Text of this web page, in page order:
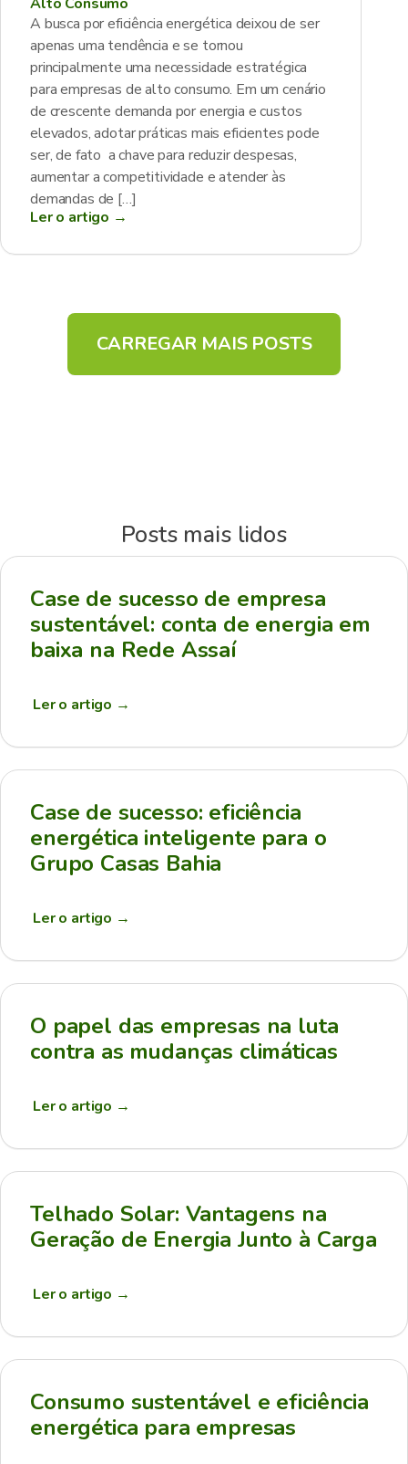
A busca por eficiência energética deixou de ser
apenas uma tendência e se tornou
principalmente uma necessidade estratégica
para empresas de alto consumo. Em um cenário
de crescente demanda por energia e custos
elevados, adotar práticas mais eficientes pode
ser, de fato a chave para reduzir despesas,
aumentar a competitividade e atender às
demandas de […]
Ler o artigo →
CARREGAR MAIS POSTS
Posts mais lidos
Case de sucesso de empresa
sustentável: conta de energia em
baixa na Rede Assaí
Ler o artigo →
Case de sucesso: eficiência
energética inteligente para o
Grupo Casas Bahia
Ler o artigo →
O papel das empresas na luta
contra as mudanças climáticas
Ler o artigo →
Telhado Solar: Vantagens na
Geração de Energia Junto à Carga
Ler o artigo →
Consumo sustentável e eficiência
energética para empresas